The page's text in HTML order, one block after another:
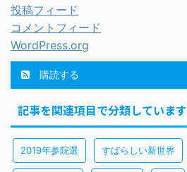
投稿フィード
コメントフィード
WordPress.org
購読する
記事を関連項目で分類しています
2019年参院選 すばらしい新世界